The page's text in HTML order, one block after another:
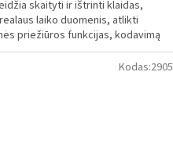
skaityti ir ištrinti klaidas,
laiko duomenis, atlikti
priežiūros funkcijas, kodavimą
Kodas:2905